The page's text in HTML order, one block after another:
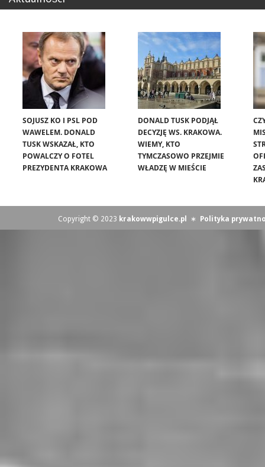
SOJUSZ KO I PSL POD
WAWELEM. DONALD
TUSK WSKAZAŁ, KTO
POWALCZY O FOTEL
PREZYDENTA KRAKOWA
DONALD TUSK PODJĄŁ
DECYZJĘ WS. KRAKOWA.
WIEMY, KTO
TYMCZASOWO PRZEJMIE
WŁADZĘ W MIEŚCIE
Copyright © 2023 krakowwpigulce.pl ∗ Polityka